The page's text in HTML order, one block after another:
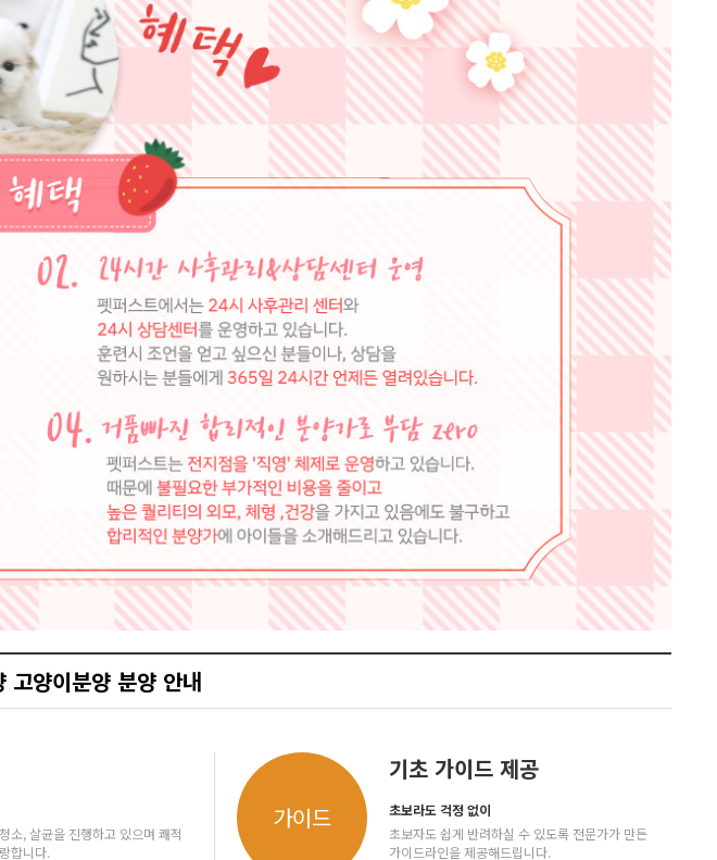
고양이분양 분양 안내
소, 살균을 진행하고 있으며 쾌적
합니다.
가이드
기초 가이드 제공
초보라도 걱정 없이
초보자도 쉽게 반려하실 수 있도록 전문가가 만든
가이드라인을 제공해드립니다.